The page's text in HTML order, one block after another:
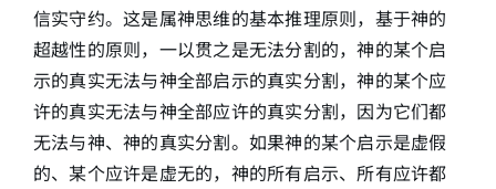
信实守约。这是属神思维的基本推理原则，基于神的
超越性的原则，一以贯之是无法分割的，神的某个启
示的真实无法与神全部启示的真实分割，神的某个应
许的真实无法与神全部应许的真实分割，因为它们都
无法与神、神的真实分割。如果神的某个启示是虚假
的、某个应许是虚无的，神的所有启示、所有应许都